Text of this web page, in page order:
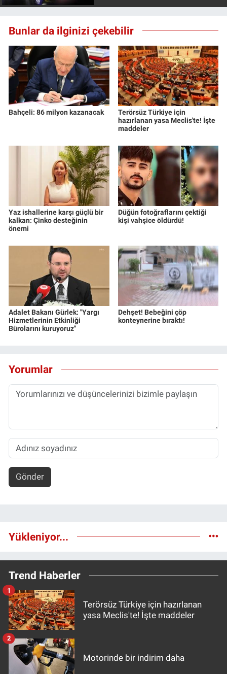
Bunlar da ilginizi çekebilir
Bahçeli: 86 milyon kazanacak
Terörsüz Türkiye için
hazırlanan yasa Meclis'te! İşte
maddeler
Yaz ishallerine karşı güçlü bir
kalkan: Çinko desteğinin
önemi
Düğün fotoğraflarını çektiği
kişi vahşice öldürdü!
Adalet Bakanı Gürlek: "Yargı
Hizmetlerinin Etkinliği
Bürolarını kuruyoruz"
Dehşet! Bebeğini çöp
konteynerine bıraktı!
Yorumlar
Gönder
Yükleniyor...
Trend Haberler
Terörsüz Türkiye için hazırlanan
yasa Meclis'te! İşte maddeler
1
Motorinde bir indirim daha
2